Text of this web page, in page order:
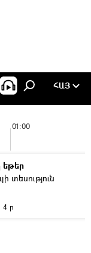
ՀԱՅ
01:00
եթեր
տեսություն
4 ր